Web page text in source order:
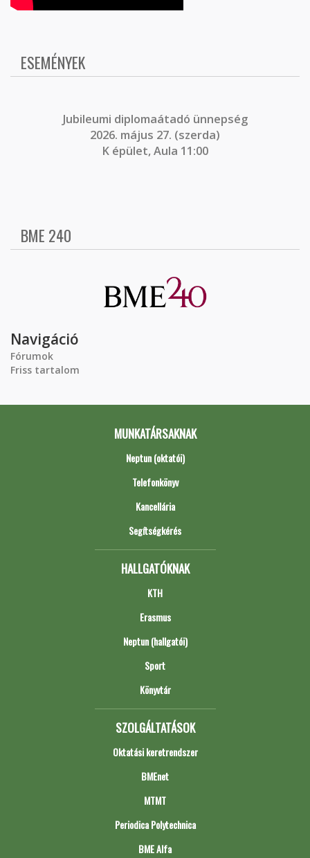
ESEMÉNYEK
Jubileumi diplomaátadó ünnepség
2026. május 27. (szerda)
K épület, Aula 11:00
BME 240
Navigáció
Fórumok
Friss tartalom
MUNKATÁRSAKNAK
Neptun (oktatói)
Telefonkönyv
Kancellária
Segítségkérés
HALLGATÓKNAK
KTH
Erasmus
Neptun (hallgatói)
Sport
Könyvtár
SZOLGÁLTATÁSOK
Oktatási keretrendszer
BMEnet
MTMT
Periodica Polytechnica
BME Alfa